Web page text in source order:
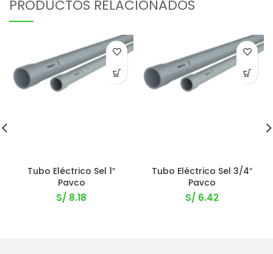
PRODUCTOS RELACIONADOS
Tubo Eléctrico Sel 1″
Pavco
S/ 8.18
Tubo Eléctrico Sel 3/4″
Pavco
S/ 6.42